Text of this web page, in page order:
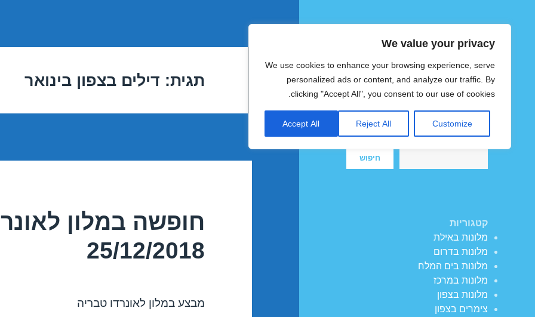
We value your privacy
We use cookies to enhance your browsing experience, serve
personalized ads or content, and analyze our traffic. By
clicking "Accept All", you consent to our use of cookies.
Customize
Reject All
Accept All
צימרים ומלונות זולים בישראל
חיפוש
חיפוש
קטגוריות
מלונות באילת
מלונות בדרום
מלונות בים המלח
מלונות במרכז
מלונות בצפון
צימרים בצפון
תגית: דילים בצפון בינואר
חופשה במלון
25/12/2018
מבצע במלון לאונרדו טבריה